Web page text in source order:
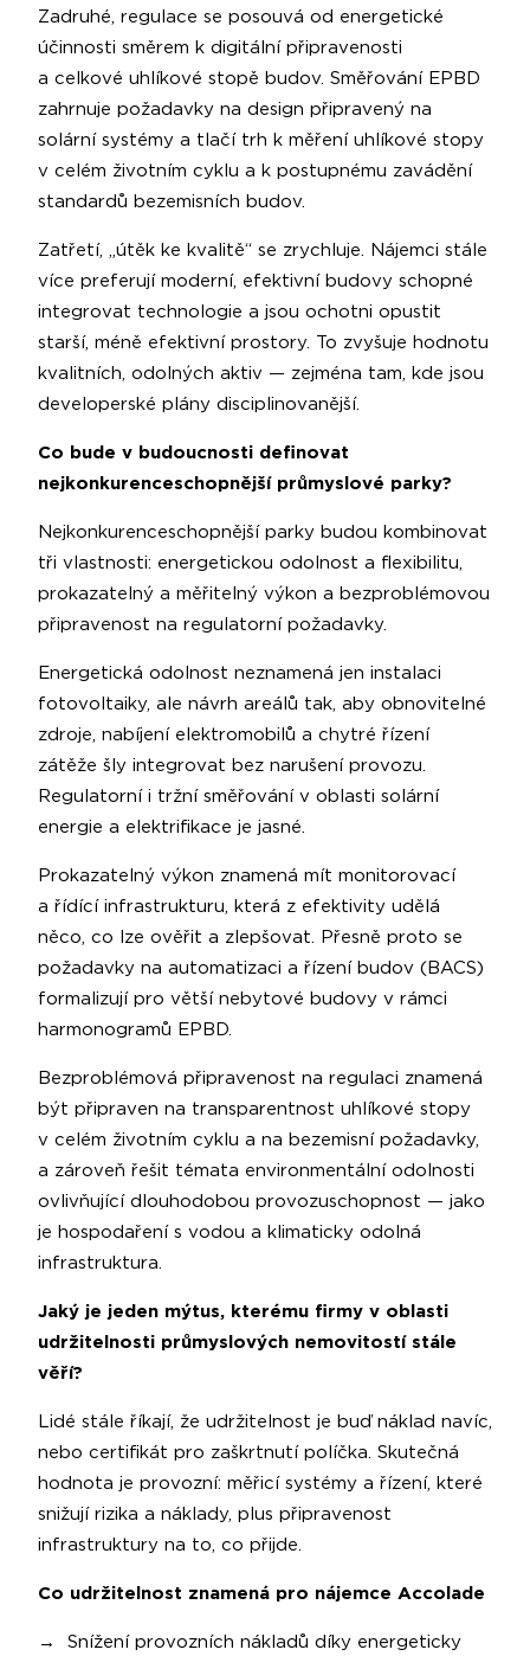
Zadruhé, regulace se posouvá od energetické
účinnosti směrem k digitální připravenosti
a celkové uhlíkové stopě budov. Směřování EPBD
zahrnuje požadavky na design připravený na
solární systémy a tlačí trh k měření uhlíkové stopy
v celém životním cyklu a k postupnému zavádění
standardů bezemisních budov.
Zatřetí, „útěk ke kvalitě“ se zrychluje. Nájemci stále
více preferují moderní, efektivní budovy schopné
integrovat technologie a jsou ochotni opustit
starší, méně efektivní prostory. To zvyšuje hodnotu
kvalitních, odolných aktiv — zejména tam, kde jsou
developerské plány disciplinovanější.
Co bude v budoucnosti definovat
nejkonkurenceschopnější průmyslové parky?
Nejkonkurenceschopnější parky budou kombinovat
tři vlastnosti: energetickou odolnost a flexibilitu,
prokazatelný a měřitelný výkon a bezproblémovou
připravenost na regulatorní požadavky.
Energetická odolnost neznamená jen instalaci
fotovoltaiky, ale návrh areálů tak, aby obnovitelné
zdroje, nabíjení elektromobilů a chytré řízení
zátěže šly integrovat bez narušení provozu.
Regulatorní i tržní směřování v oblasti solární
energie a elektrifikace je jasné.
Prokazatelný výkon znamená mít monitorovací
a řídící infrastrukturu, která z efektivity udělá
něco, co lze ověřit a zlepšovat. Přesně proto se
požadavky na automatizaci a řízení budov (BACS)
formalizují pro větší nebytové budovy v rámci
harmonogramů EPBD.
Bezproblémová připravenost na regulaci znamená
být připraven na transparentnost uhlíkové stopy
v celém životním cyklu a na bezemisní požadavky,
a zároveň řešit témata environmentální odolnosti
ovlivňující dlouhodobou provozuschopnost — jako
je hospodaření s vodou a klimaticky odolná
infrastruktura.
Jaký je jeden mýtus, kterému firmy v oblasti
udržitelnosti průmyslových nemovitostí stále
věří?
Lidé stále říkají, že udržitelnost je buď náklad navíc,
nebo certifikát pro zaškrtnutí políčka. Skutečná
hodnota je provozní: měřicí systémy a řízení, které
snižují rizika a náklady, plus připravenost
infrastruktury na to, co přijde.
Co udržitelnost znamená pro nájemce Accolade
→ Snížení provozních nákladů díky energeticky